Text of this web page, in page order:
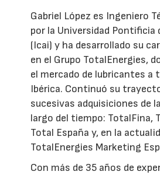
Gabriel López es Ingeniero
por la Universidad Pontificia
(Icai) y ha desarrollado su
en el Grupo TotalEnergies,
el mercado de lubricantes a
Ibérica. Continuó su
sucesivas adquisiciones de
largo del tiempo: TotalFina,
Total España y, en la
TotalEnergies Marketing
Con más de 35 años de